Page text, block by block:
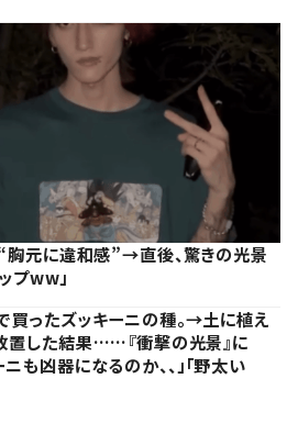
胸元に違和感”→直後、驚きの光景
プww」
買ったズッキーニの種。→土に植え
置した結果……『衝撃の光景』に
ニも凶器になるのか、、」「野太い